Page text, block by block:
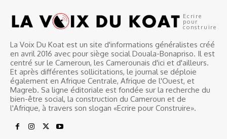
Ecrire
pour
construire
La Voix Du Koat est un site d'informations généralistes créé
en avril 2016 avec pour siège social Douala-Bonapriso. Il est
centré sur le Cameroun, les Camerounais d'ici et d'ailleurs.
Et après différentes sollicitations, le journal se déploie
également en Afrique Centrale, Afrique de l'Ouest, et
Magreb. Sa ligne éditoriale est fondée sur la recherche du
bien-être social, la construction du Cameroun et de
l'Afrique, à travers son slogan «Ecrire pour Construire».